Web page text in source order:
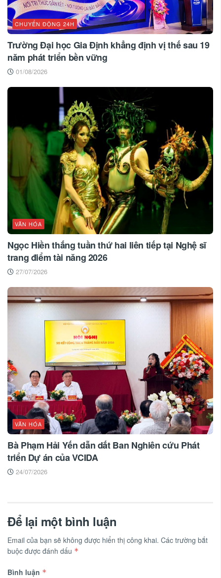
CHUYỂN ĐỘNG 24H
Trường Đại học Gia Định khẳng định vị thế sau 19
năm phát triển bền vững
01/08/2026
VĂN HÓA
Ngọc Hiền thắng tuần thứ hai liên tiếp tại Nghệ sĩ
trang điểm tài năng 2026
27/07/2026
VĂN HÓA
Bà Phạm Hải Yến dẫn dắt Ban Nghiên cứu Phát
triển Dự án của VCIDA
24/07/2026
Để lại một bình luận
Email của bạn sẽ không được hiển thị công khai. Các trường bắt
buộc được đánh dấu *
Bình luận *